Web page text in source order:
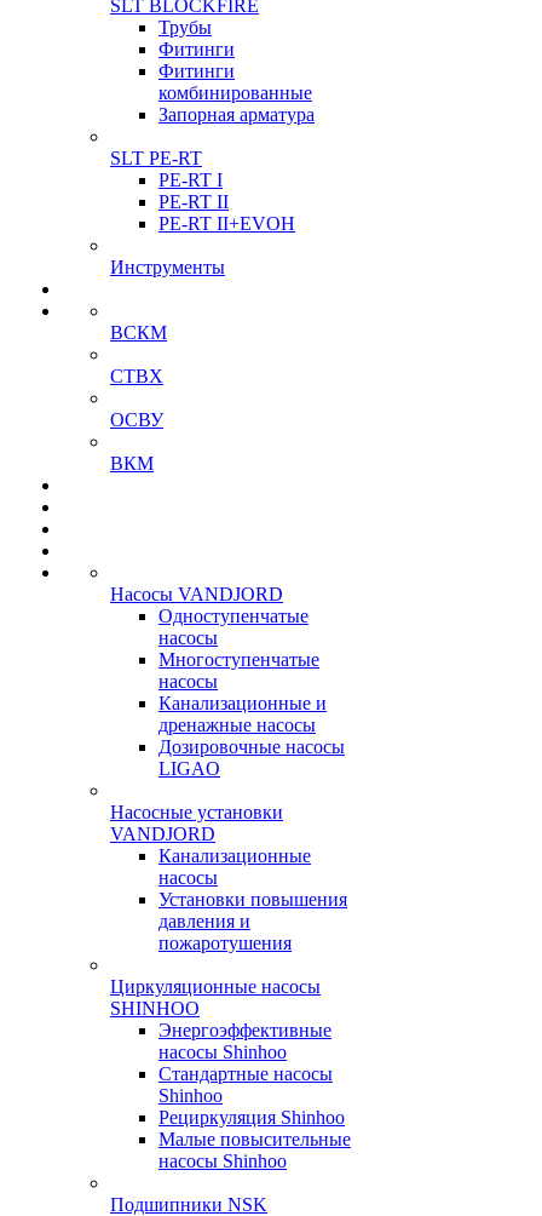
SLT BLOCKFIRE
Трубы
Фитинги
Фитинги
комбинированные
Запорная арматура
SLT PE-RT
PE-RT I
PE-RT II
PE-RT II+EVOH
Инструменты
ВСКМ
СТВХ
ОСВУ
ВКМ
Насосы VANDJORD
Одноступенчатые
насосы
Многоступенчатые
насосы
Канализационные и
дренажные насосы
Дозировочные насосы
LIGAO
Насосные установки
VANDJORD
Канализационные
насосы
Установки повышения
давления и
пожаротушения
Циркуляционные насосы
SHINHOO
Энергоэффективные
насосы Shinhoo
Стандартные насосы
Shinhoo
Рециркуляция Shinhoo
Малые повысительные
насосы Shinhoo
Подшипники NSK